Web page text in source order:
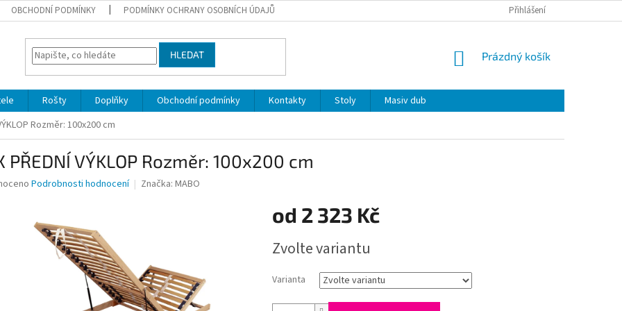
OBCHODNÍ PODMÍNKY PODMÍNKY OCHRANY OSOBNÍCH ÚDAJŮ Přihlášení
HLEDAT
NÁKUPNÍ
Prázdný košík
Rošty Doplňky Obchodní podmínky Kontakty Stoly
Masiv dub
Rozměr: 100x200 cm
PŘEDNÍ VÝKLOP Rozměr: 100x200 cm
Podrobnosti hodnocení Značka: MABO
od 2 323 Kč
cena:
Zvolte variantu
Varianta